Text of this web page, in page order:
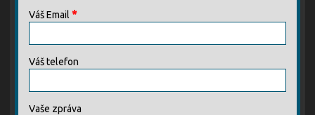
Váš Email *
Váš telefon
Vaše zpráva